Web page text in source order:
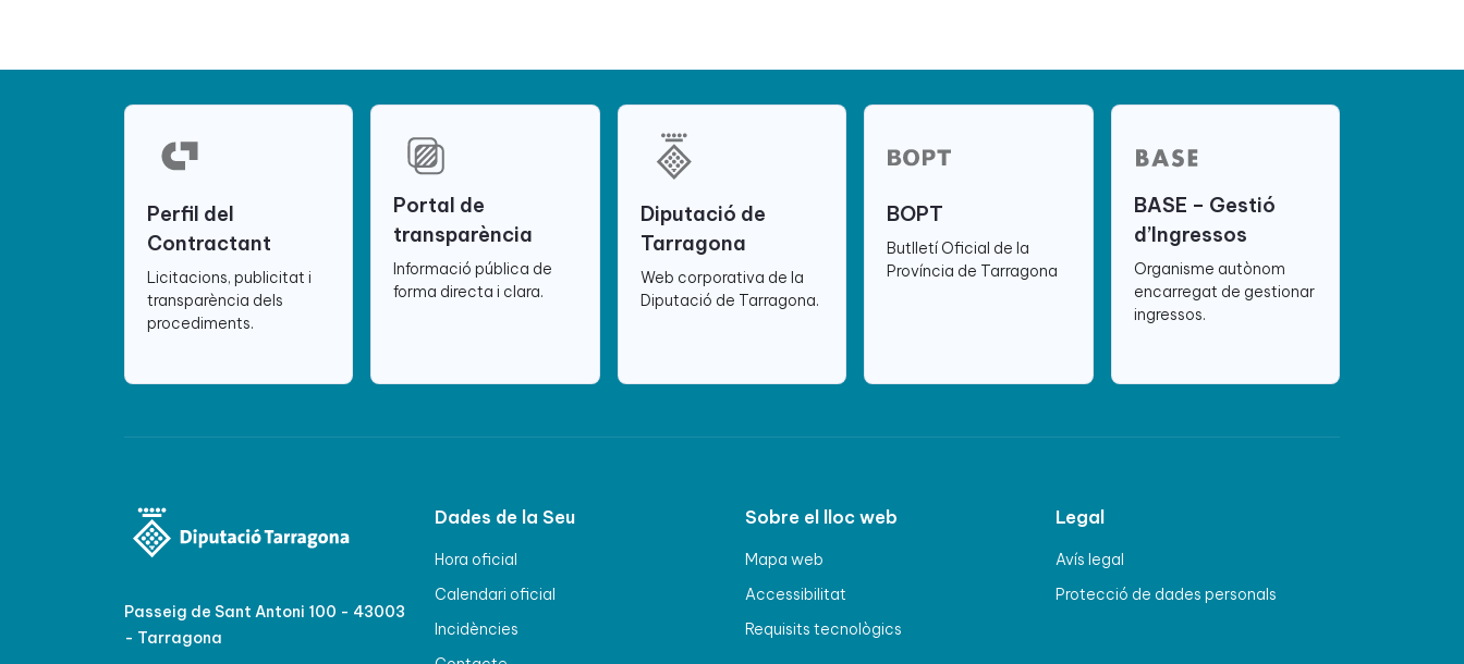
Perfil del
Contractant
Licitacions, publicitat i
transparència dels
procediments.
Portal de
transparència
Informació pública de
forma directa i clara.
Diputació de
Tarragona
Web corporativa de la
Diputació de Tarragona.
BOPT
Butlletí Oficial de la
Província de Tarragona
BASE – Gestió
d’Ingressos
Organisme autònom
encarregat de gestionar
ingressos.
Passeig de Sant Antoni 100 - 43003
- Tarragona
Dades de la Seu
Hora oficial
Calendari oficial
Incidències
Sobre el lloc web
Mapa web
Accessibilitat
Requisits tecnològics
Legal
Avís legal
Protecció de dades personals